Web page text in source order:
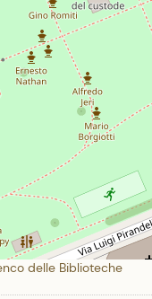
delle Biblioteche